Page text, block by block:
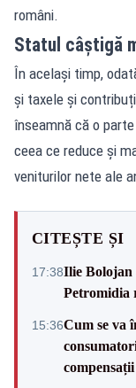
români.
Statul câștigă
În același timp,
și taxele și
înseamnă că o
ceea ce reduce și
veniturilor nete ale
CITEȘTE ȘI
17:38Ilie
Petromidia
15:36Cum se va
compensații